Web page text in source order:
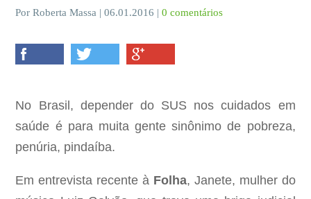
Por Roberta Massa | 06.01.2016 |0 comentários
No Brasil, depender do SUS nos cuidados em
saúde é para muita gente sinônimo de pobreza,
penúria, pindaíba.
Em entrevista recente à Folha, Janete, mulher do